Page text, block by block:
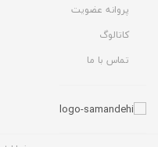
پروانه عضویت
کاتالوگ
تماس با ما